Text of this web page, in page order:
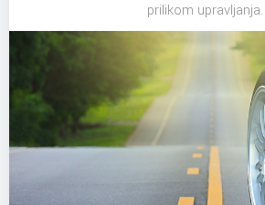
prilikom upravljanja.